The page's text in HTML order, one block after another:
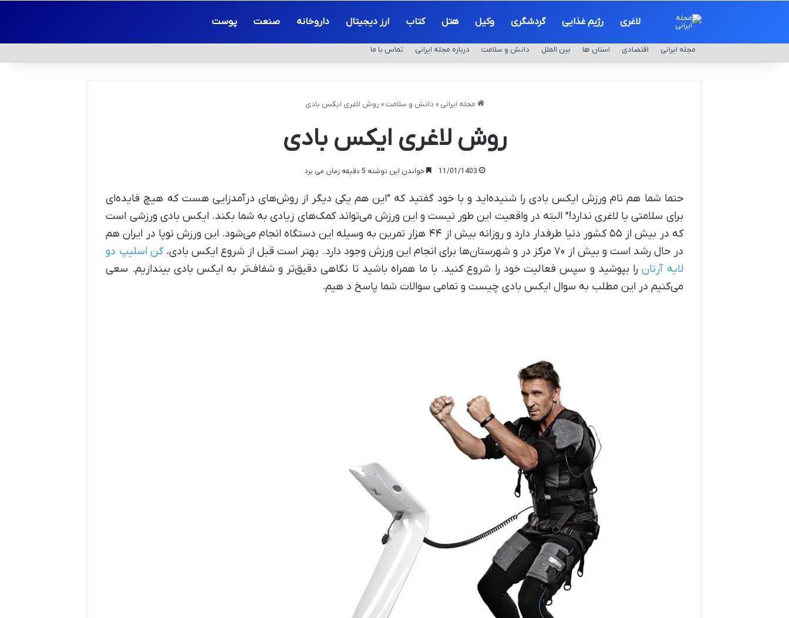
لاغری رژیم غذایی گردشگری وکیل هتل کتاب ارز دیجیتال داروخانه صنعت پوست
مجله ایرانی اقتصادی استان ها بین الملل دانش و سلامت درباره مجله ایرانی تماس با ما
مجله ایرانی » دانش و سلامت » روش لاغری ایکس بادی
روش لاغری ایکس بادی
11/01/1403 خواندن این نوشته 5 دقیقه زمان می برد
حتما شما هم نام ورزش ایکس بادی را شنیده‌اید و با خود گفتید که “این هم یکی دیگر از روش‌های درآمدزایی هست که هیچ فایده‌ای
برای سلامتی یا لاغری ندارد!” البته در واقعیت این طور نیست و این ورزش می‌تواند کمک‌های زیادی به شما بکند. ایکس بادی ورزشی است
که در بیش از ۵۵ کشور دنیا طرفدار دارد و روزانه بیش از ۴۴ هزار تمرین به وسیله این دستگاه انجام می‌شود. این ورزش نوپا در ایران هم
در حال رشد است و بیش از ۷۰ مرکز در و شهرستان‌ها برای انجام این ورزش وجود دارد. بهتر است قبل از شروع ایکس بادی،
گن اسلیپ دو
لایه آرتانرا بپوشید و سپس فعالیت خود را شروع کنید. با ما همراه باشید تا نگاهی دقیق‌تر و شفاف‌تر به ایکس بادی بیندازیم. سعی
می‌کنیم در این مطلب به سوال ایکس بادی چیست و تمامی سوالات شما پاسخ د هیم.